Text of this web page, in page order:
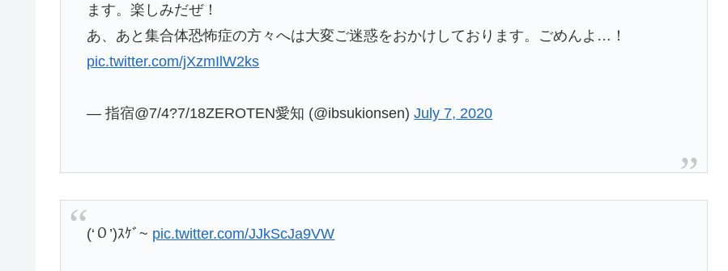
ます。楽しみだぜ！
あ、あと集合体恐怖症の方々へは大変ご迷惑をおかけしております。ごめんよ…！
pic.twitter.com/jXzmIlW2ks
— 指宿@7/4?7/18ZEROTEN愛知 (@ibsukionsen)July 7, 2020
(‘０’)ｽｹﾞ~ pic.twitter.com/JJkScJa9VW